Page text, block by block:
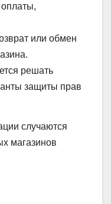
или обмен
решать
защиты прав
случаются
магазинов